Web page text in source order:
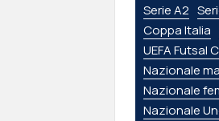
Serie A2
Coppa Italia
UEFA Futsal
Nazionale
Nazionale
Nazionale